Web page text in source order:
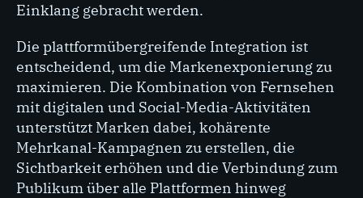
Einklang gebracht werden.
Die plattformübergreifende Integration ist
entscheidend, um die Markenexponierung zu
maximieren. Die Kombination von Fernsehen
mit digitalen und Social-Media-Aktivitäten
unterstützt Marken dabei, kohärente
Mehrkanal-Kampagnen zu erstellen, die
Sichtbarkeit erhöhen und die Verbindung zum
Publikum über alle Plattformen hinweg